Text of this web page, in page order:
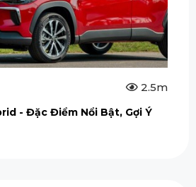
2.5m
- Đặc Điểm Nổi Bật, Gợi Ý